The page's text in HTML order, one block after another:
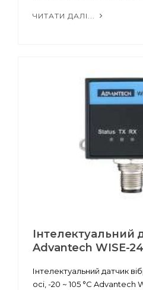
ЧИТАТИ ДАЛІ...
Інтелектуальний
Advantech WISE-
Інтелектуальний датчик
осі, -20 ~ 105 °C Advantech